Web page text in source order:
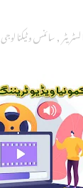
,سائنس و ٹیکنالوجی